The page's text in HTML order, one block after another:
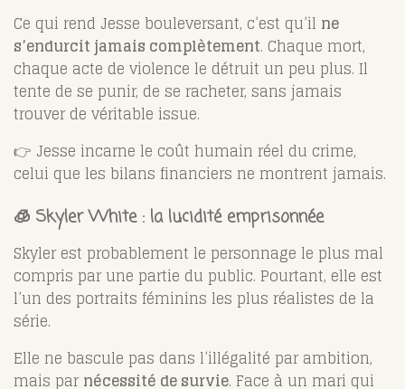
Ce qui rend Jesse bouleversant, c’est qu’il ne
s’endurcit jamais complètement. Chaque mort,
chaque acte de violence le détruit un peu plus. Il
tente de se punir, de se racheter, sans jamais
trouver de véritable issue.
👉 Jesse incarne le coût humain réel du crime,
celui que les bilans financiers ne montrent jamais.
🧊 Skyler White : la lucidité emprisonnée
Skyler est probablement le personnage le plus mal
compris par une partie du public. Pourtant, elle est
l’un des portraits féminins les plus réalistes de la
série.
Elle ne bascule pas dans l’illégalité par ambition,
mais parnécessité de survie. Face à un mari qui